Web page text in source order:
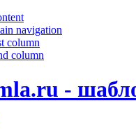
navigation
column
column
-